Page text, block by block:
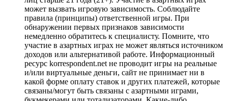
может вызвать игровую зависимость. Соблюдайте
правила (принципы) ответственной игры. При
обнаружении первых признаков зависимости
немедленно обратитесь к специалисту. Помните, что
участие в азартных играх не может являться источником
доходов или альтернативой работе. Информационный
ресурс korrespondent.net не проводит игры на реальные
и/или виртуальные деньги, сайт не принимает ни в
какой форме оплату ставок и других платежей, которые
связаны/могут быть связаны с азартными играми,